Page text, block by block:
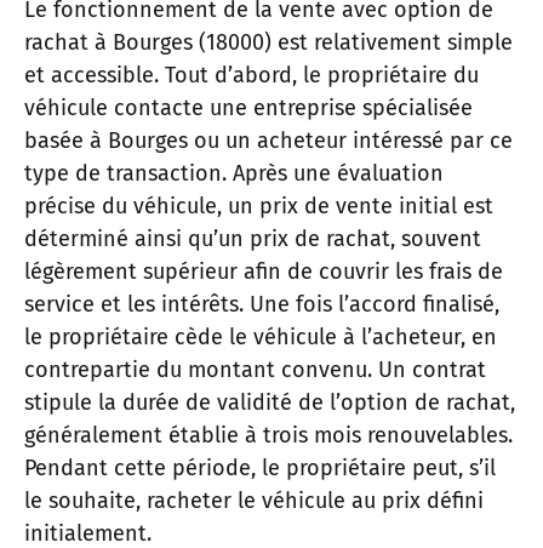
Le fonctionnement de la vente avec option de
rachat à Bourges (18000) est relativement simple
et accessible. Tout d’abord, le propriétaire du
véhicule contacte une entreprise spécialisée
basée à Bourges ou un acheteur intéressé par ce
type de transaction. Après une évaluation
précise du véhicule, un prix de vente initial est
déterminé ainsi qu’un prix de rachat, souvent
légèrement supérieur afin de couvrir les frais de
service et les intérêts. Une fois l’accord finalisé,
le propriétaire cède le véhicule à l’acheteur, en
contrepartie du montant convenu. Un contrat
stipule la durée de validité de l’option de rachat,
généralement établie à trois mois renouvelables.
Pendant cette période, le propriétaire peut, s’il
le souhaite, racheter le véhicule au prix défini
initialement.